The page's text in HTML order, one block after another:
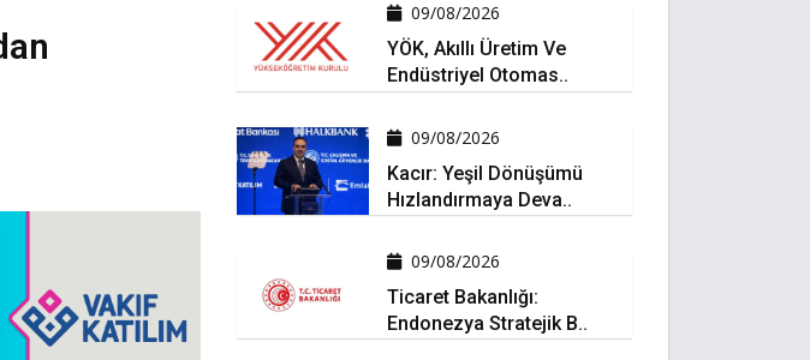
09/08/2026
YÖK, Akıllı Üretim Ve
Endüstriyel Otomas..
09/08/2026
Kacır: Yeşil Dönüşümü
Hızlandırmaya Deva..
09/08/2026
Ticaret Bakanlığı:
Endonezya Stratejik B..